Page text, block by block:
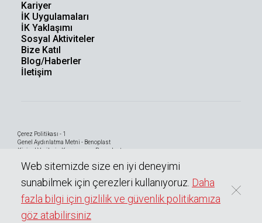
Teknik Broşür
Kariyer
İK Uygulamaları
İK Yaklaşımı
Sosyal Aktiviteler
Bize Katıl
Blog/Haberler
İletişim
Çerez Politikası - 1
Genel Aydınlatma Metni - Benoplast
Kişisel Verilerin Korunması - Benoplast
Copyright © 2023 BENOPLAST
Web sitemizde size en iyi deneyimi
sunabilmek için çerezleri kullanıyoruz. Daha
fazla bilgi için gizlilik ve güvenlik politikamıza
göz atabilirsiniz